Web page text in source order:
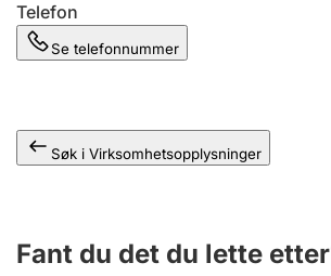
Telefon
Se telefonnummer
Søk i Virksomhetsopplysninger
Fant du det du lette